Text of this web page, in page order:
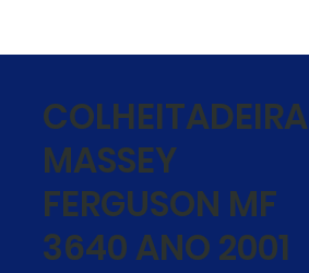
COLHEITADEIRA
MASSEY
FERGUSON MF
3640 ANO 2001